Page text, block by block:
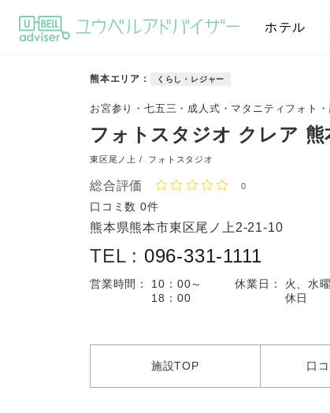
ホテル
熊本エリア くらし・レジャー
お宮参り・七五三・成人式・マタニティフォト
フォトスタジオ クレア 熊
東区尾ノ上 / フォトスタジオ
総合評価 0
口コミ数 0件
熊本県熊本市東区尾ノ上2-21-10
TEL : 096-331-1111
営業時間：
10：00～
18：00
休業日：
火、水
休日
施設TOP 口コ